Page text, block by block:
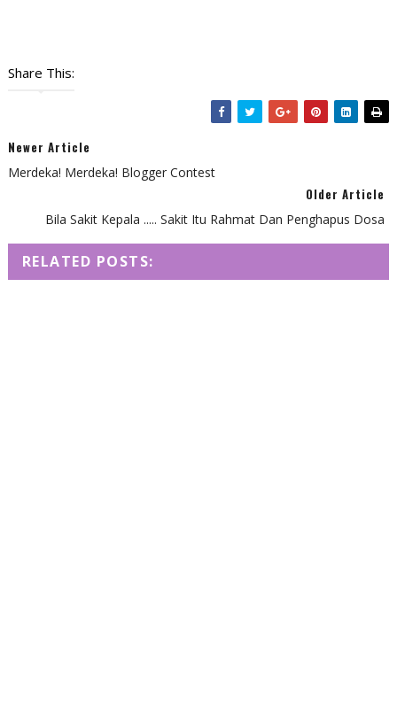
Share This:
Newer Article
Merdeka! Merdeka! Blogger Contest
Older Article
Bila Sakit Kepala ..... Sakit Itu Rahmat Dan Penghapus Dosa
RELATED POSTS: